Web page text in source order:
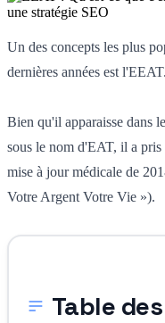
Un des concepts les plus
dernières années est l'EEAT.
Bien qu'il apparaisse dans
sous le nom d'EAT, il a
mise à jour médicale de
Votre Argent Votre Vie »).
Table